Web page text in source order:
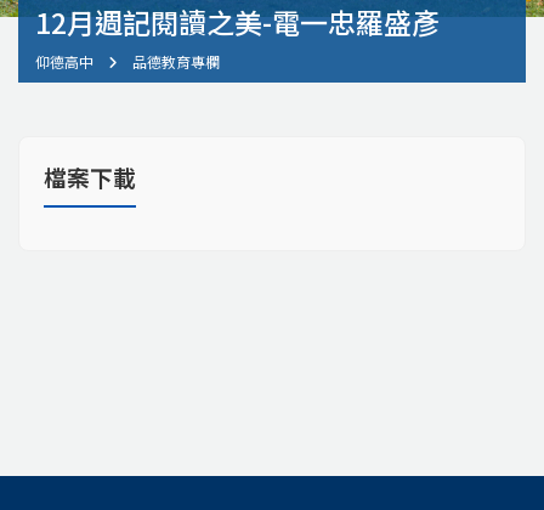
12月週記閱讀之美-電一忠羅盛彥
仰德高中 品德教育專欄
檔案下載